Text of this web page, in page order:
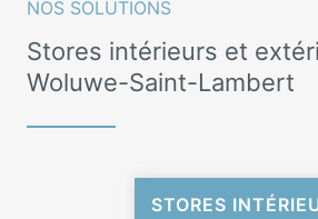
NOS SOLUTIONS
Stores intérieurs et
Woluwe-Saint-Lambert
STORES